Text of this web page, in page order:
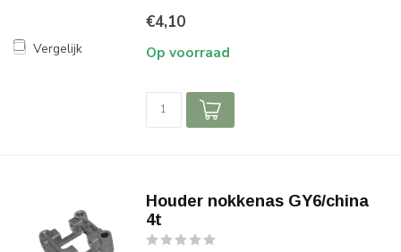
Vergelijk
€4,10
Op voorraad
Houder nokkenas GY6/china
4t